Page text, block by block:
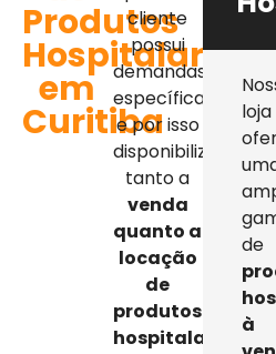
Produtos
Hospitalares
em
Curitiba
cliente
possui
demandas
específicas,
e por isso
disponibilizamos
tanto a
venda
quanto a
locação
de
produtos
hospitalares
loja
de
à